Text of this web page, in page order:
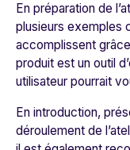
En préparation de
plusieurs exemples
accomplissent
produit est un outil
utilisateur pourrait
En introduction,
déroulement de